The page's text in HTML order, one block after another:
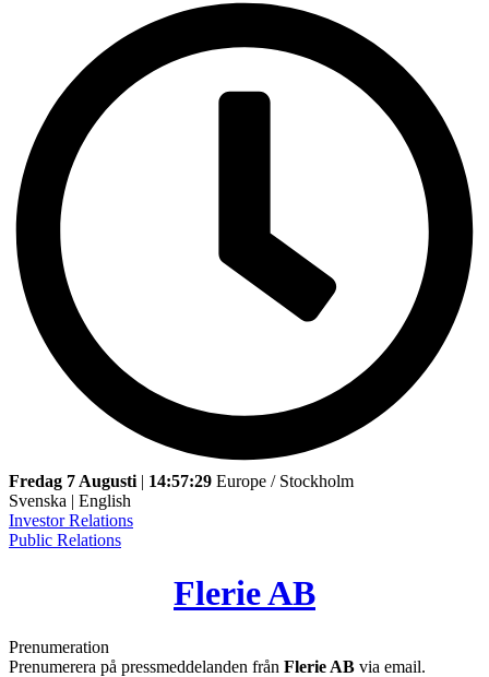
Fredag 7 Augusti | 14:57:29 Europe / Stockholm
Svenska | English
Investor Relations
Public Relations
Flerie AB
Prenumeration
Prenumerera på pressmeddelanden från Flerie AB via email.